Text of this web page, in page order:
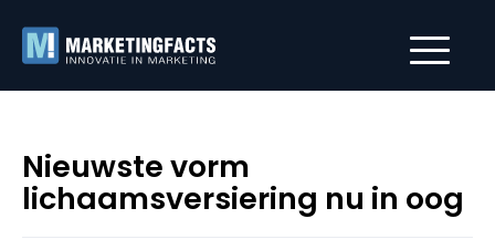
Nieuwste vorm
lichaamsversiering nu in oog